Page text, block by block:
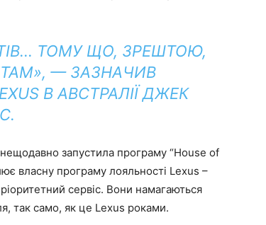
ТОМУ ЩО, ЗРЕШТОЮ,
— ЗАЗНАЧИВ
В АВСТРАЛІЇ ДЖЕК
запустила програму “House of
власну програму лояльності Lexus –
сервіс. Вони намагаються
так само, як це Lexus роками.